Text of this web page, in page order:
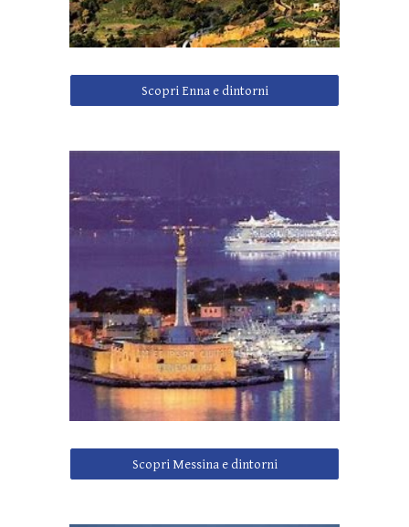
Scopri Enna e dintorni
Scopri Messina e dintorni